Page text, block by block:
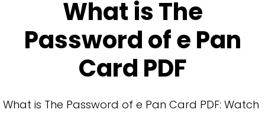
What is The
Password of e Pan
Card PDF
What is The Password of e Pan Card PDF: Watch